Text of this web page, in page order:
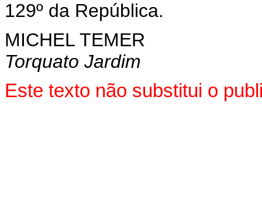
129º da República.
MICHEL TEMER
Torquato Jardim
Este texto não substitui o